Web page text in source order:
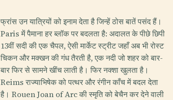
फ्रांस उन यात्रियों को इनाम देता है जिन्हें ठोस बातें पसंद हैं।
Paris में पैमाना हर ब्लॉक पर बदलता है: अदालत के पीछे छिपी
13वीं सदी की एक चैपल, ऐसी मार्केट स्ट्रीट जहाँ अब भी रोस्ट
चिकन और मक्खन की गंध तैरती है, एक नदी जो शहर को बार-
बार फिर से सामने खींच लाती है। फिर नक्शा खुलता है।
Reims राज्याभिषेक को पत्थर और रंगीन काँच में बदल देता
है। Rouen Joan of Arc की स्मृति को बेचैन कर देने वाली